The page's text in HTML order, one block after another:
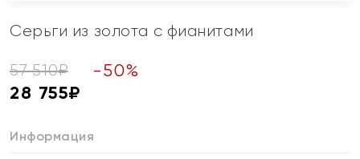
Серьги из золота с фианитами
57 510₽ -50%
28 755₽
Информация